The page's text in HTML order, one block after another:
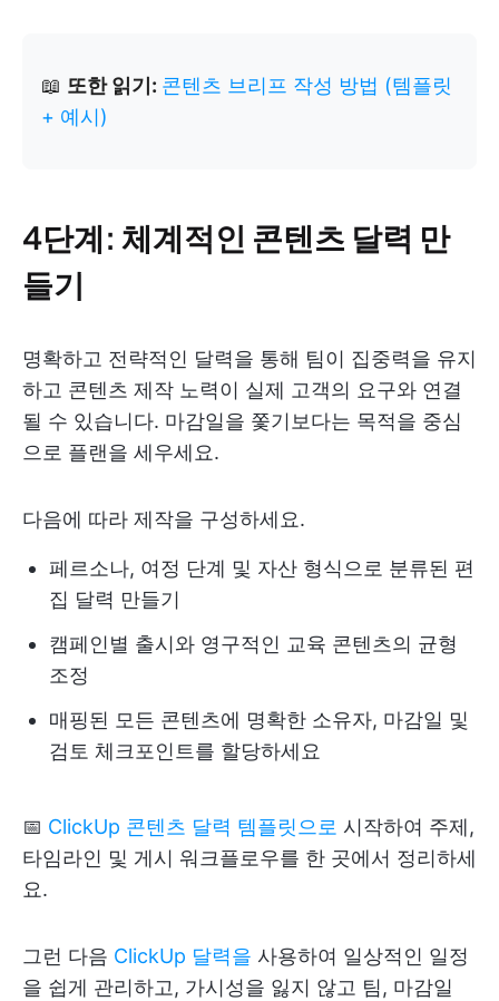
📖 또한 읽기: 콘텐츠 브리프 작성 방법 (템플릿
+ 예시)
4단계: 체계적인 콘텐츠 달력 만
들기
명확하고 전략적인 달력을 통해 팀이 집중력을 유지
하고 콘텐츠 제작 노력이 실제 고객의 요구와 연결
될 수 있습니다. 마감일을 쫓기보다는 목적을 중심
으로 플랜을 세우세요.
다음에 따라 제작을 구성하세요.
페르소나, 여정 단계 및 자산 형식으로 분류된 편
집 달력 만들기
캠페인별 출시와 영구적인 교육 콘텐츠의 균형
조정
매핑된 모든 콘텐츠에 명확한 소유자, 마감일 및
검토 체크포인트를 할당하세요
📅 ClickUp 콘텐츠 달력 템플릿으로 시작하여 주제,
타임라인 및 게시 워크플로우를 한 곳에서 정리하세
요.
그런 다음 ClickUp 달력을 사용하여 일상적인 일정
을 쉽게 관리하고, 가시성을 잃지 않고 팀, 마감일